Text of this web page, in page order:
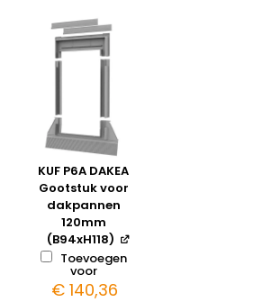
KUF P6A DAKEA
Gootstuk voor
dakpannen
120mm
(B94xH118)
Toevoegen
voor
€140,36